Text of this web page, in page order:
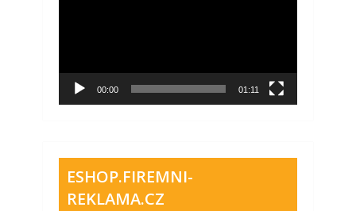
00:00 01:11
ESHOP.FIREMNI-
REKLAMA.CZ